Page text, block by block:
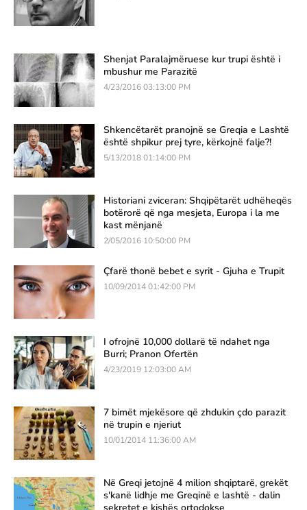
Shenjat Paralajmëruese kur trupi është i
mbushur me Parazitë
4/23/2016 03:13:00 PM
Shkencëtarët pranojnë se Greqia e Lashtë
është shpikur prej tyre, kërkojnë falje?!
5/13/2018 01:14:00 PM
Historiani zviceran: Shqipëtarët udhëheqës
botërorë që nga mesjeta, Europa i la me
kast mënjanë
2/05/2016 10:50:00 PM
Çfarë thonë bebet e syrit - Gjuha e Trupit
10/09/2014 01:42:00 PM
I ofrojnë 10,000 dollarë të ndahet nga
Burri; Pranon Ofertën
4/23/2019 12:03:00 AM
7 bimët mjekësore që zhdukin çdo parazit
në trupin e njeriut
10/01/2014 11:36:00 AM
Në Greqi jetojnë 4 milion shqiptarë, grekët
s'kanë lidhje me Greqinë e lashtë - dalin
sekretet e kishës ortodokse